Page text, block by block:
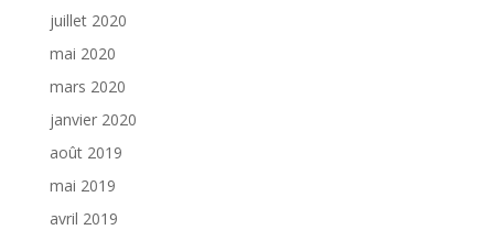
juillet 2020
mai 2020
mars 2020
janvier 2020
août 2019
mai 2019
avril 2019